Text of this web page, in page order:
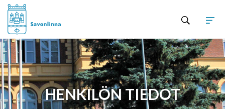
HENKILÖN TIEDOT